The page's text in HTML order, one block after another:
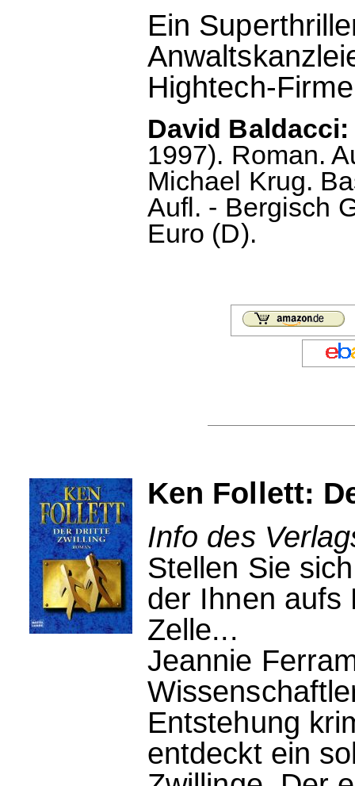
Ein
Hightech-
David
1997). Roman.
Michael Krug.
Aufl. - Bergisch
Euro (D).
Ken Follett:
Info des
Stellen Sie
der Ihnen aufs
Zelle...
Jeannie
Entstehung
entdeckt ein